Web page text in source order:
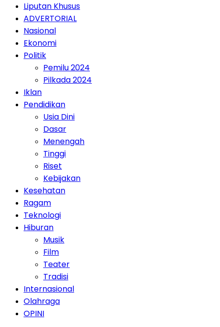
Liputan Khusus
ADVERTORIAL
Nasional
Ekonomi
Politik
Pemilu 2024
Pilkada 2024
Iklan
Pendidikan
Usia Dini
Dasar
Menengah
Tinggi
Riset
Kebijakan
Kesehatan
Ragam
Teknologi
Hiburan
Musik
Film
Teater
Tradisi
Internasional
Olahraga
OPINI